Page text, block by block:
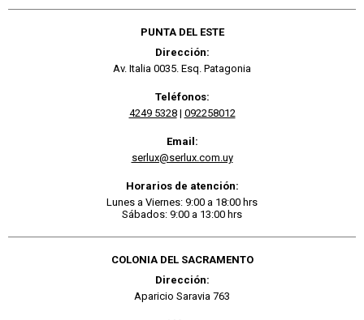
PUNTA DEL ESTE
Dirección:
Av. Italia 0035. Esq. Patagonia
Teléfonos:
4249 5328| 092258012
Email:
serlux@serlux.com.uy
Horarios de atención:
Lunes a Viernes: 9:00 a 18:00 hrs
Sábados: 9:00 a 13:00 hrs
COLONIA DEL SACRAMENTO
Dirección:
Aparicio Saravia 763